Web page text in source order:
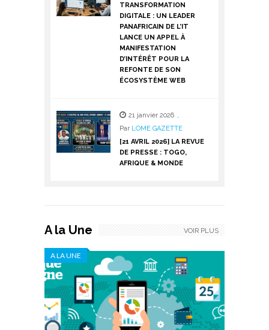
TRANSFORMATION
DIGITALE : UN LEADER
PANAFRICAIN DE L’IT
LANCE UN APPEL À
MANIFESTATION
D’INTÉRÊT POUR LA
REFONTE DE SON
ÉCOSYSTÈME WEB
21 janvier 2026 ,
Par LOME GAZETTE
[21 AVRIL 2026] LA REVUE
DE PRESSE : TOGO,
AFRIQUE & MONDE
A la Une
A LA UNE
VOIR PLUS